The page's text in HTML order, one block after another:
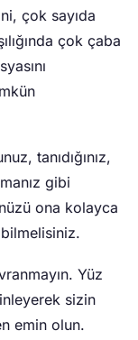
çok sayıda
çok çaba
tanıdığınız,
gibi
ona kolayca
Yüz
sizin
emin olun.